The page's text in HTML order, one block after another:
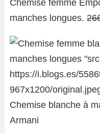
Chemise femme
manches longues.
Chemise blanche à
Armani